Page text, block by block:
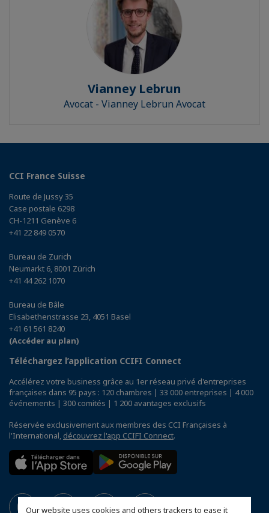
Our website uses cookies and others trackers to ease it
Vianney Lebrun
Avocat - Vianney Lebrun Avocat
CCI France Suisse
Route de Jussy 35
Case postale 6298
CH-1211 Genève 6
+41 22 849 0570
Bureau de Zurich
Neumarkt 6, 8001 Zürich
+41 44 262 1070
Bureau de Bâle
Elisabethenstrasse 23, 4051 Basel
+41 61 561 8240
(Accéder au plan)
Téléchargez l’application CCIFI Connect
Accélérez votre business grâce au 1er réseau privé d'entreprises
françaises dans 95 pays : 120 chambres | 33 000 entreprises | 4 000
événements | 300 comités | 1 200 avantages exclusifs
Réservée exclusivement aux membres des CCI Françaises à
l'International, découvrez l'app CCIFI Connect.